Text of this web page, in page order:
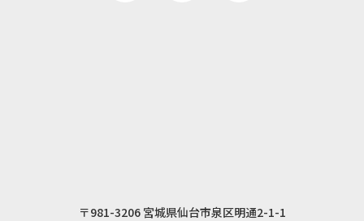
〒981-3206 宮城県仙台市泉区明通2-1-1